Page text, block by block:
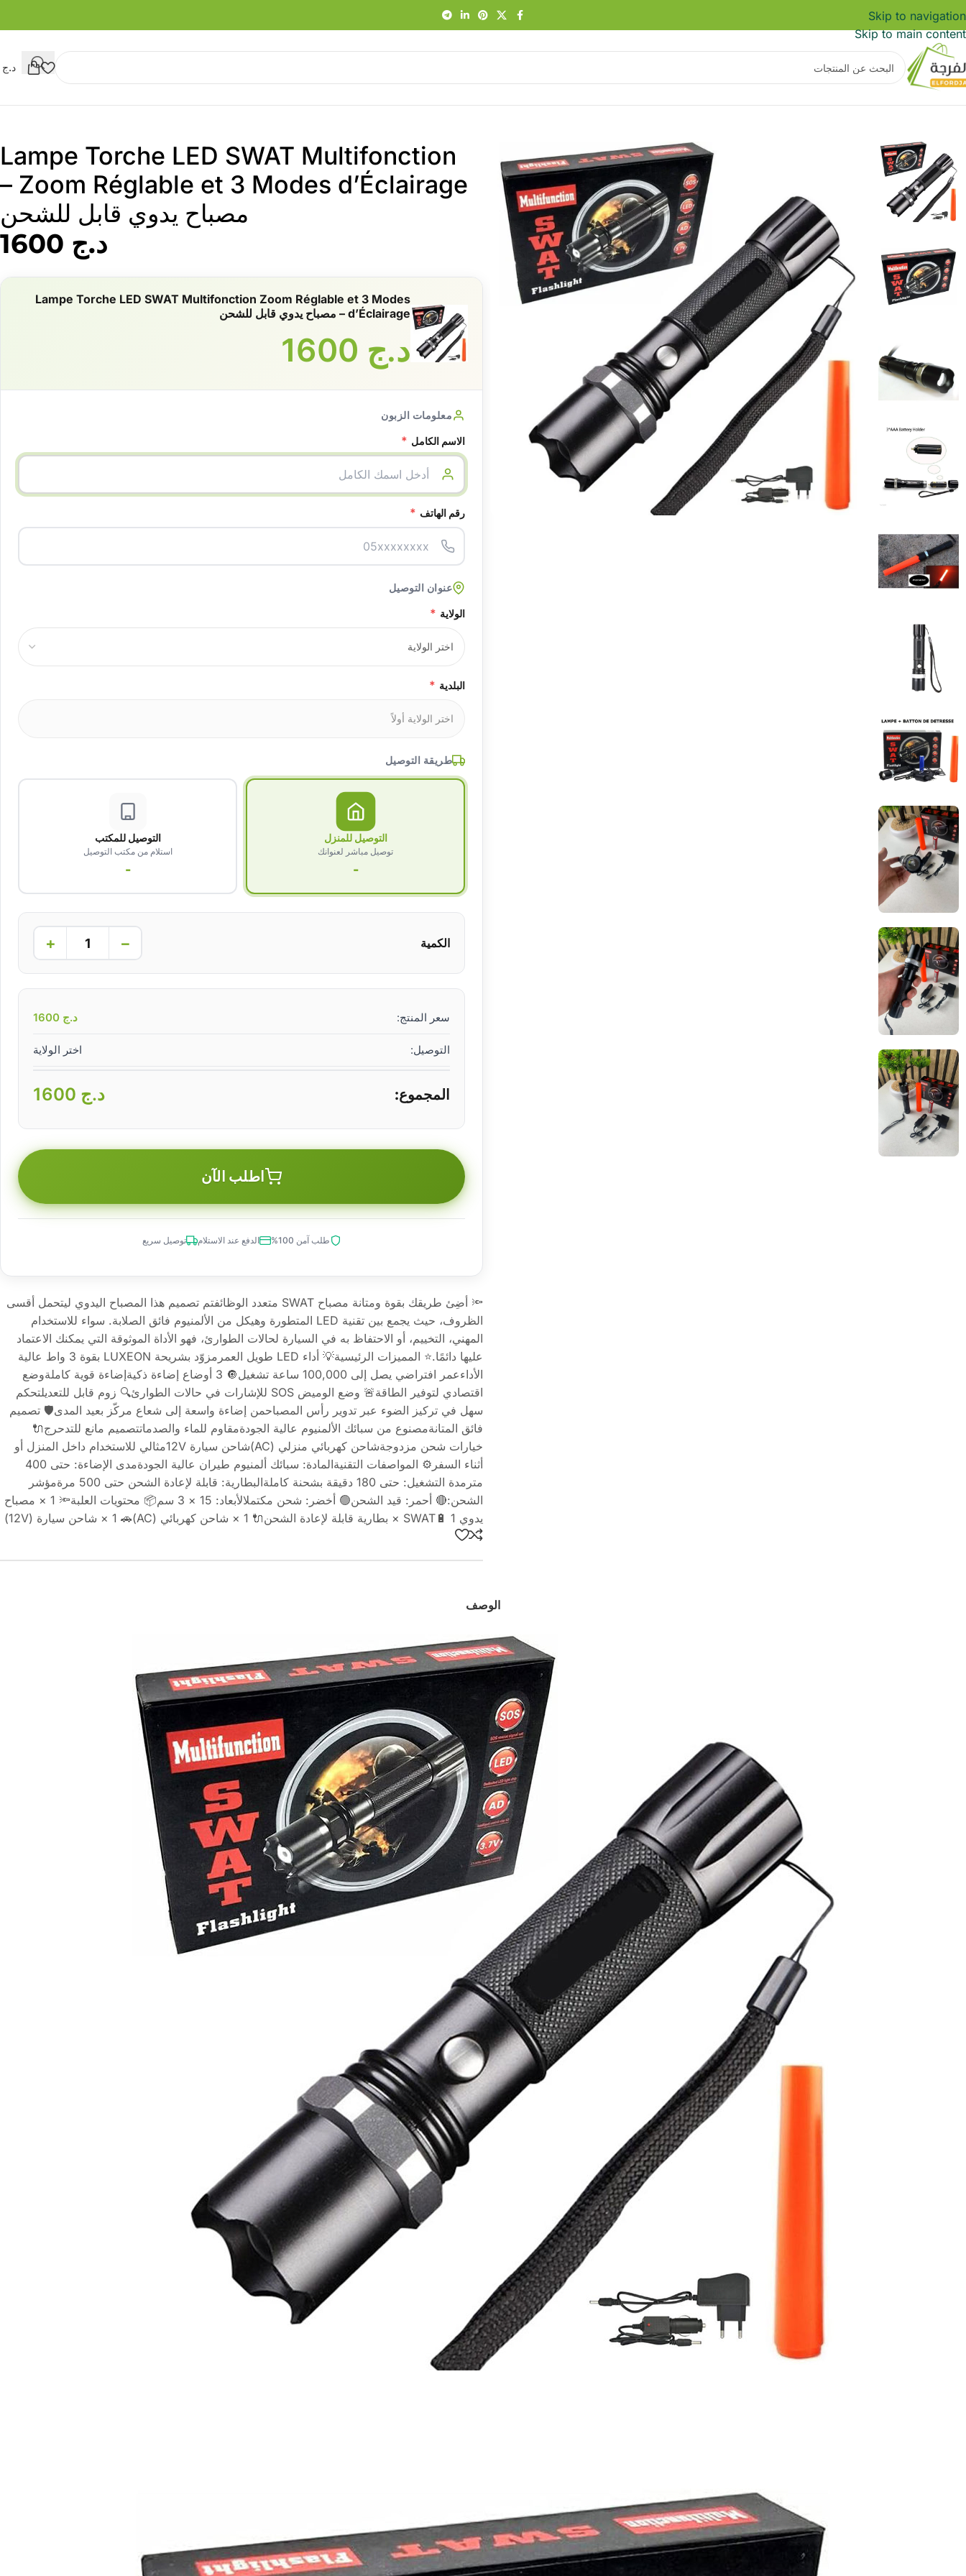
Skip to navigation
Skip to main content
د.ج
Lampe Torche LED SWAT Multifonction
Zoom Réglable et 3 Modes d’Éclairage –
مصباح يدوي قابل للشحن
د.ج
Lampe Torche LED SWAT Multifonction Zoom Réglable et 3 Modes
d’Éclairage – مصباح يدوي قابل للشحن
د.ج
معلومات الزبون
الاسم الكامل *
رقم الهاتف *
عنوان التوصيل
الولاية *
البلدية *
طريقة التوصيل
التوصيل للمنزل
توصيل مباشر لعنوانك
-
التوصيل للمكتب
استلام من مكتب التوصيل
-
الكمية −
+
سعر المنتج: د.ج
التوصيل: اختر الولاية
المجموع: د.ج
اطلب الآن
طلب آمن 100% الدفع عند الاستلام توصيل سريع
🔦 أضِئ طريقك بقوة ومتانة مصباح SWAT متعدد الوظائفتم تصميم هذا المصباح اليدوي ليتحمل أقسى
الظروف، حيث يجمع بين تقنية LED المتطورة وهيكل من الألمنيوم فائق الصلابة. سواء للاستخدام
المهني، التخييم، أو الاحتفاظ به في السيارة لحالات الطوارئ، فهو الأداة الموثوقة التي يمكنك الاعتماد
عليها دائمًا.⭐ المميزات الرئيسية💡 أداء LED طويل العمرمزوّد بشريحة LUXEON بقوة 3 واط عالية
الأداءعمر افتراضي يصل إلى 100,000 ساعة تشغيل🔘 3 أوضاع إضاءة ذكيةإضاءة قوية كاملةوضع
اقتصادي لتوفير الطاقة🚨 وضع الوميض SOS للإشارات في حالات الطوارئ🔍 زوم قابل للتعديلتحكم
سهل في تركيز الضوء عبر تدوير رأس المصباحمن إضاءة واسعة إلى شعاع مركّز بعيد المدى🛡️ تصميم
فائق المتانةمصنوع من سبائك الألمنيوم عالية الجودةمقاوم للماء والصدماتتصميم مانع للتدحرج🔌
خيارات شحن مزدوجةشاحن كهربائي منزلي (AC)شاحن سيارة 12Vمثالي للاستخدام داخل المنزل أو
أثناء السفر⚙️ المواصفات التقنيةالمادة: سبائك ألمنيوم طيران عالية الجودةمدى الإضاءة: حتى 400
مترمدة التشغيل: حتى 180 دقيقة بشحنة كاملةالبطارية: قابلة لإعادة الشحن حتى 500 مرةمؤشر
الشحن:🔴 أحمر: قيد الشحن🟢 أخضر: شحن مكتملالأبعاد: 15 × 3 سم📦 محتويات العلبة🔦 1 × مصباح
يدوي SWAT🔋 1 × بطارية قابلة لإعادة الشحن🔌 1 × شاحن كهربائي (AC)🚗 1 × شاحن سيارة (12V)
الوصف